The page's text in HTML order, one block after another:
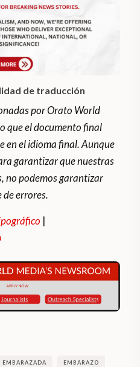
de traducción
por Orato World
que el documento final
en el idioma final. Aunque
garantizar que nuestras
no podemos garantizar
errores.
|
EMBARAZADA EMBARAZO